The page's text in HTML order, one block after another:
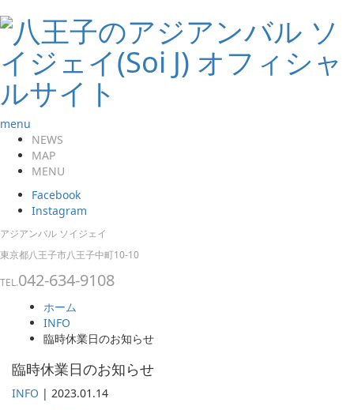
menu
NEWS
MAP
MENU
Facebook
Instagram
アジアンバル ソイジェイ
東京都八王子市八王子中町10-10
TEL.042-634-9108
ホーム
INFO
臨時休業日のお知らせ
臨時休業日のお知らせ
INFO | 2023.01.14